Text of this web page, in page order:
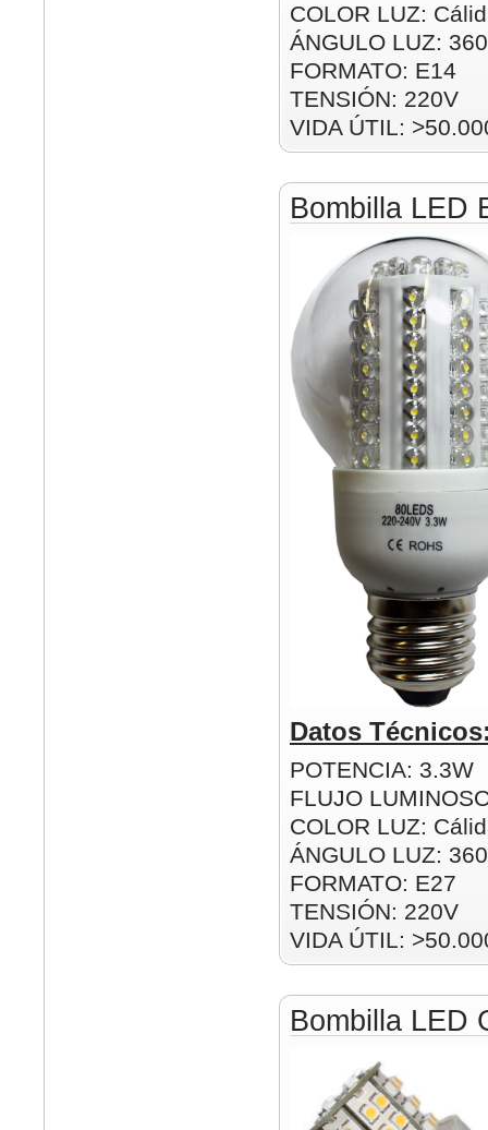
COLOR LUZ:
ÁNGULO LUZ:
FORMATO: E14
TENSIÓN: 220V
VIDA ÚTIL:
Bombilla LED
Datos
POTENCIA: 3.3W
FLUJO
COLOR LUZ:
ÁNGULO LUZ:
FORMATO: E27
TENSIÓN: 220V
VIDA ÚTIL:
Bombilla LED